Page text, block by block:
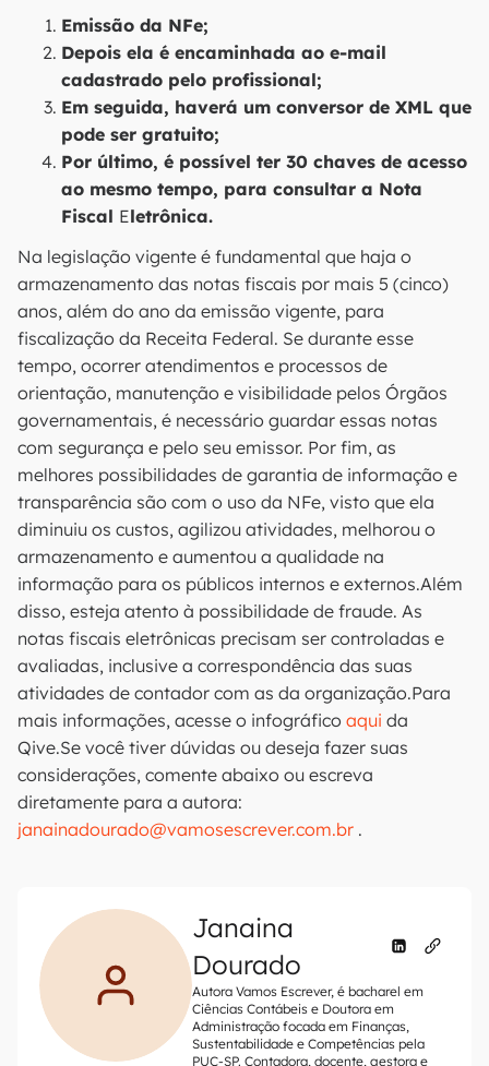
Emissão da NFe;
Depois ela é encaminhada ao e-mail
cadastrado pelo profissional;
Em seguida, haverá um conversor de XML que
pode ser gratuito;
Por último, é possível ter 30 chaves de acesso
ao mesmo tempo, para consultar a Nota
Fiscal Eletrônica.
Na legislação vigente é fundamental que haja o
armazenamento das notas fiscais por mais 5 (cinco)
anos, além do ano da emissão vigente, para
fiscalização da Receita Federal. Se durante esse
tempo, ocorrer atendimentos e processos de
orientação, manutenção e visibilidade pelos Órgãos
governamentais, é necessário guardar essas notas
com segurança e pelo seu emissor. Por fim, as
melhores possibilidades de garantia de informação e
transparência são com o uso da NFe, visto que ela
diminuiu os custos, agilizou atividades, melhorou o
armazenamento e aumentou a qualidade na
informação para os públicos internos e externos.Além
disso, esteja atento à possibilidade de fraude. As
notas fiscais eletrônicas precisam ser controladas e
avaliadas, inclusive a correspondência das suas
atividades de contador com as da organização.Para
mais informações, acesse o infográfico aqui da
Qive.Se você tiver dúvidas ou deseja fazer suas
considerações, comente abaixo ou escreva
diretamente para a autora:
janainadourado@vamosescrever.com.br .
Janaina
Dourado
Autora Vamos Escrever, é bacharel em
Ciências Contábeis e Doutora em
Administração focada em Finanças,
Sustentabilidade e Competências pela
PUC-SP. Contadora, docente, gestora e